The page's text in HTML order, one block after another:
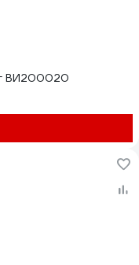
ВИ200020